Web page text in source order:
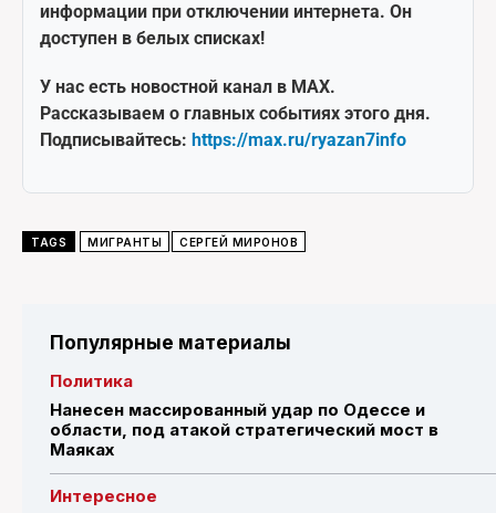
информации при отключении интернета. Он
доступен в белых списках!
У нас есть новостной канал в MAX.
Рассказываем о главных событиях этого дня.
Подписывайтесь: https://max.ru/ryazan7info
TAGS МИГРАНТЫ СЕРГЕЙ МИРОНОВ
Популярные материалы
Политика
Нанесен массированный удар по Одессе и
области, под атакой стратегический мост в
Маяках
Интересное